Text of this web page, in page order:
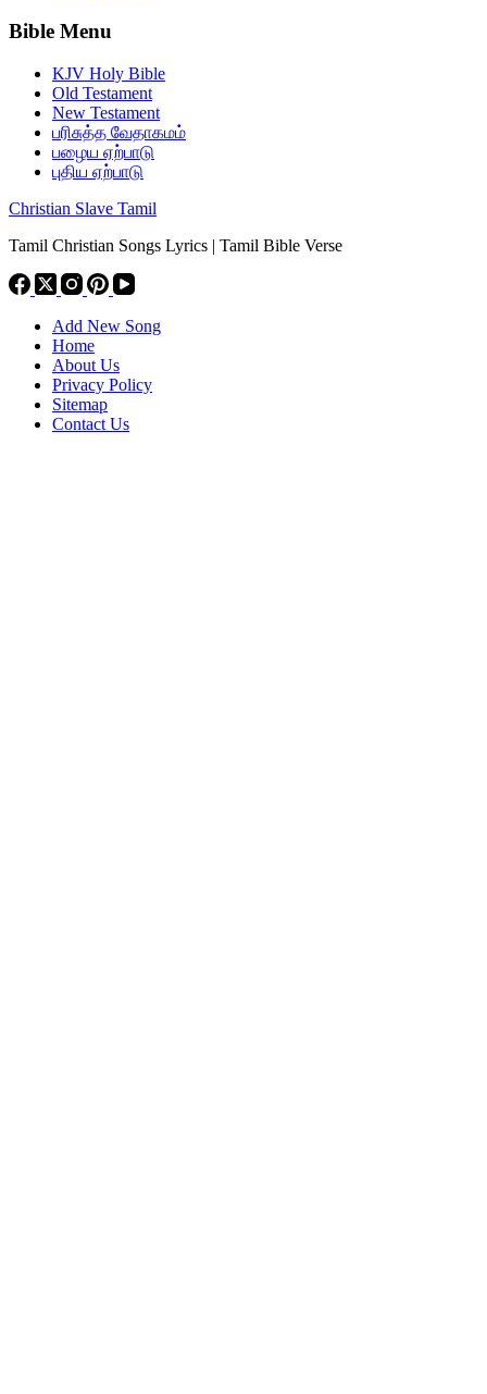
Bible Menu
KJV Holy Bible
Old Testament
New Testament
பரிசுத்த வேதாகமம்
பழைய ஏற்பாடு
புதிய ஏற்பாடு
Christian Slave Tamil
Tamil Christian Songs Lyrics | Tamil Bible Verse
Add New Song
Home
About Us
Privacy Policy
Sitemap
Contact Us